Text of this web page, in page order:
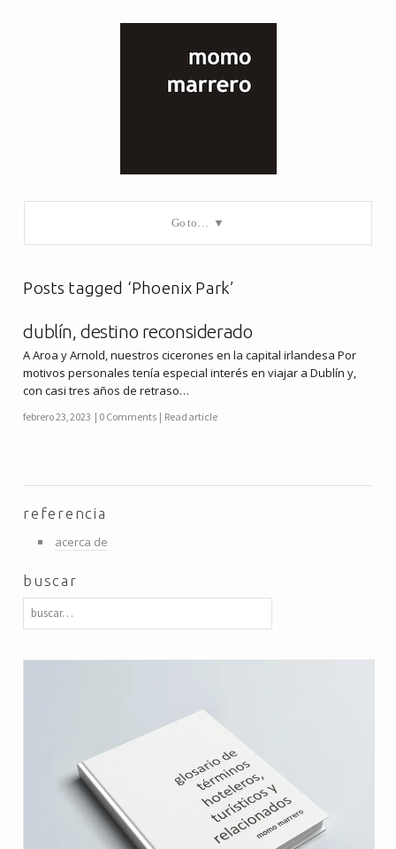
Go to…
Posts tagged ‘Phoenix Park’
dublín, destino reconsiderado
A Aroa y Arnold, nuestros cicerones en la capital irlandesa Por
motivos personales tenía especial interés en viajar a Dublín y,
con casi tres años de retraso…
febrero 23, 2023 0 Comments Read article
referencia
acerca de
buscar